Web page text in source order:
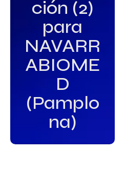
ción (2)
para
NAVARR
ABIOME
D
(Pamplo
na)